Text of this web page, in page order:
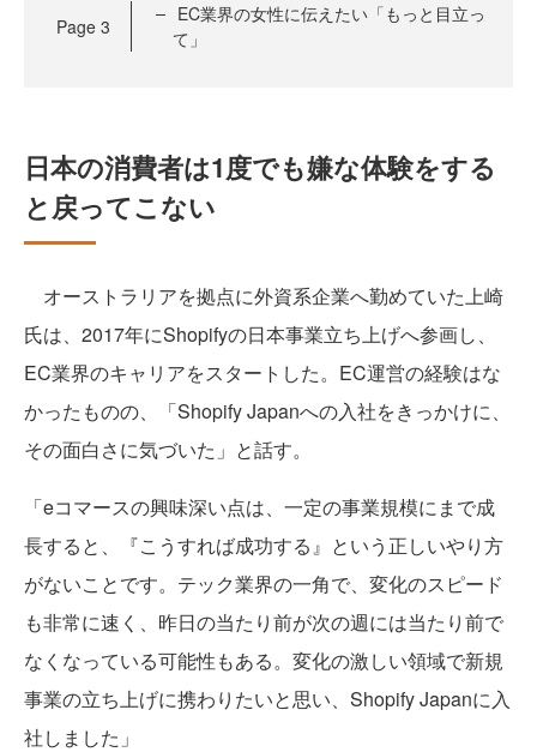
Page 3
EC業界の女性に伝えたい「もっと目立っ
て」
日本の消費者は1度でも嫌な体験をする
と戻ってこない
オーストラリアを拠点に外資系企業へ勤めていた上崎
氏は、2017年にShopifyの日本事業立ち上げへ参画し、
EC業界のキャリアをスタートした。EC運営の経験はな
かったものの、「Shopify Japanへの入社をきっかけに、
その面白さに気づいた」と話す。
「eコマースの興味深い点は、一定の事業規模にまで成
長すると、『こうすれば成功する』という正しいやり方
がないことです。テック業界の一角で、変化のスピード
も非常に速く、昨日の当たり前が次の週には当たり前で
なくなっている可能性もある。変化の激しい領域で新規
事業の立ち上げに携わりたいと思い、Shopify Japanに入
社しました」